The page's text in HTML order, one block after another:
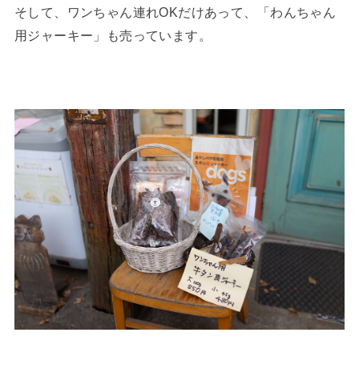
そして、ワンちゃん連れOKだけあって、「わんちゃん
用ジャーキー」も売っています。